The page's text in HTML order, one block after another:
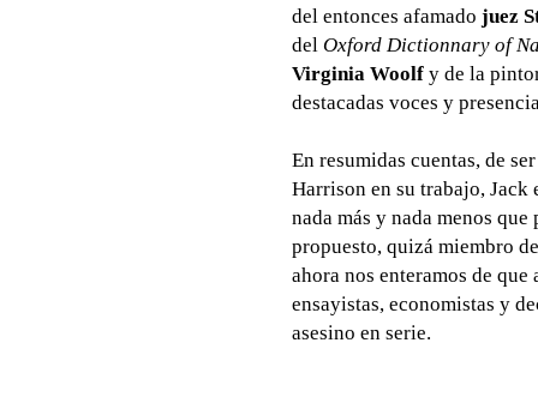
del entonces afamado juez
del Oxford Dictionnary of
Virginia Woolf y de la
destacadas voces y
En resumidas cuentas, de
Harrison en su trabajo,
nada más y nada menos
propuesto, quizá miembro
ahora nos enteramos de
ensayistas, economistas y
asesino en serie.